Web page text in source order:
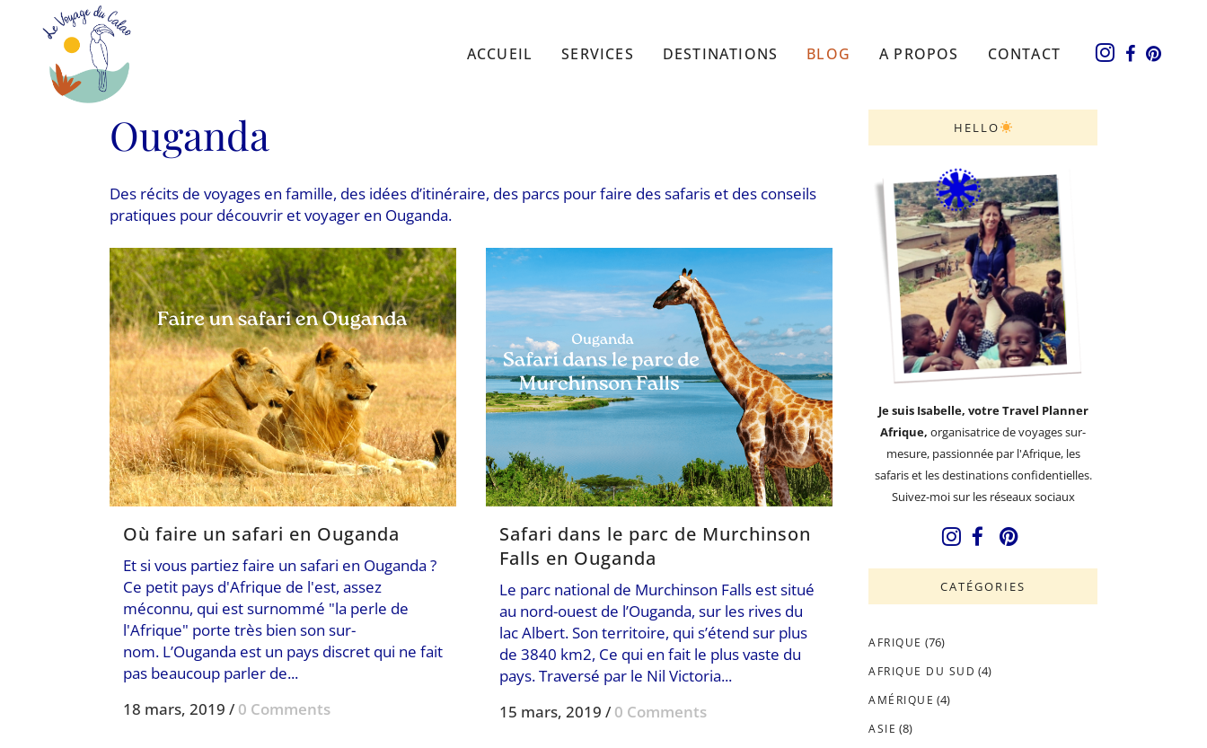
ACCUEIL SERVICES DESTINATIONS BLOG A PROPOS CONTACT
Ouganda
Des récits de voyages en famille, des idées d’itinéraire, des parcs pour faire des safaris et des conseils
pratiques pour découvrir et voyager en Ouganda.
Où faire un safari en Ouganda
Et si vous partiez faire un safari en Ouganda ?
Ce petit pays d'Afrique de l'est, assez
méconnu, qui est surnommé "la perle de
l'Afrique" porte très bien son sur-
nom. L’Ouganda est un pays discret qui ne fait
pas beaucoup parler de...
18 mars, 2019 / 0 Comments
Safari dans le parc de Murchinson
Falls en Ouganda
Le parc national de Murchinson Falls est situé
au nord-ouest de l’Ouganda, sur les rives du
lac Albert. Son territoire, qui s’étend sur plus
de 3840 km2, Ce qui en fait le plus vaste du
pays. Traversé par le Nil Victoria...
15 mars, 2019 / 0 Comments
HELLO
Je suis Isabelle, votre Travel Planner
Afrique, organisatrice de voyages sur-
mesure, passionnée par l'Afrique, les
safaris et les destinations confidentielles.
Suivez-moi sur les réseaux sociaux
CATÉGORIES
AFRIQUE (76)
AFRIQUE DU SUD (4)
AMÉRIQUE (4)
ASIE (8)